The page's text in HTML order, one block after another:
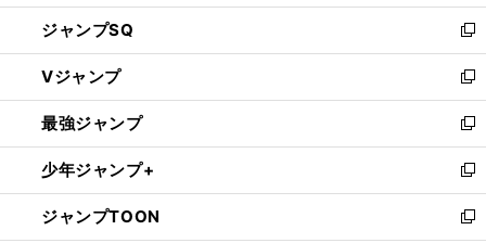
し
い
ウ
ィ
ン
ド
ウ
で
開
く
ジャンプSQ
新
し
い
ウ
ィ
ン
ド
ウ
で
Vジャンプ
新
し
い
ウ
ィ
ン
ド
最強ジャンプ
新
し
い
ウ
ィ
少年ジャンプ+
新
し
い
ジャンプTOON
新